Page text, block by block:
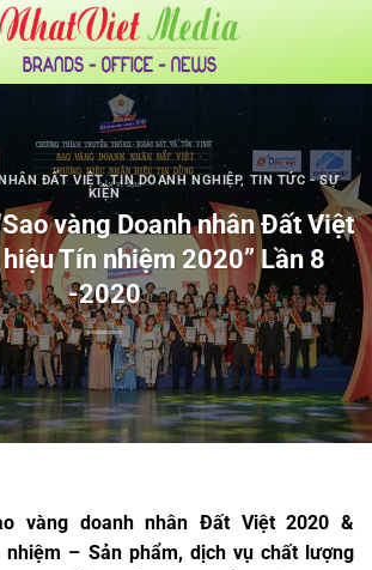
ĐẤT VIỆT,TIN DOANH NGHIỆP,TIN TỨC - SỰ
KIỆN
vàng Doanh nhân Đất Việt
Tín nhiệm 2020” Lần 8
-2020
vàng doanh nhân Đất Việt 2020 &
– Sản phẩm, dịch vụ chất lượng